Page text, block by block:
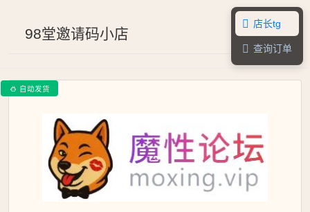
98堂邀请码小店
 店长tg
 查询订单
 自动发货